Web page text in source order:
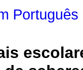
Português